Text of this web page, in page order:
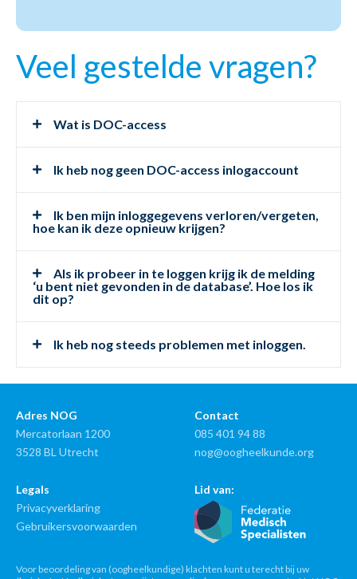
Veel gestelde vragen?
Wat is DOC-access
Ik heb nog geen DOC-access inlogaccount
Ik ben mijn inloggegevens verloren/vergeten,
hoe kan ik deze opnieuw krijgen?
Als ik probeer in te loggen krijg ik de melding
‘u bent niet gevonden in de database’. Hoe los ik
dit op?
Ik heb nog steeds problemen met inloggen.
Adres NOG
Mercatorlaan 1200
3528 BL Utrecht
Contact
085 401 94 88
nog@oogheelkunde.org
Legals
Privacyverklaring
Gebruikersvoorwaarden
Lid van:
Voor beoordeling van (oogheelkundige) klachten kunt u terecht bij uw